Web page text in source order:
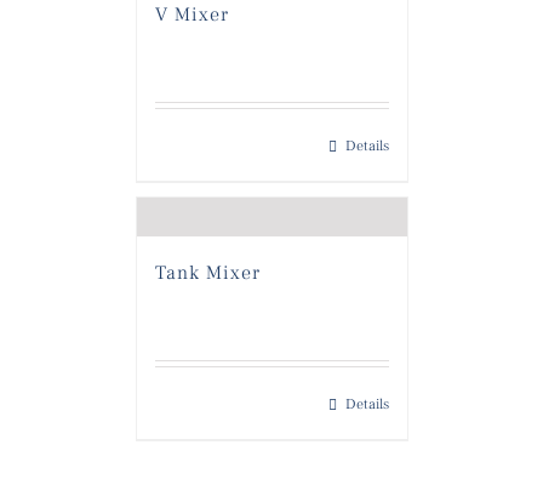
V Mixer
Details
Tank Mixer
Details